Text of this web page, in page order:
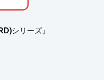
積率が高い)ことがで
提供でき、磁力が安
シリーズ』